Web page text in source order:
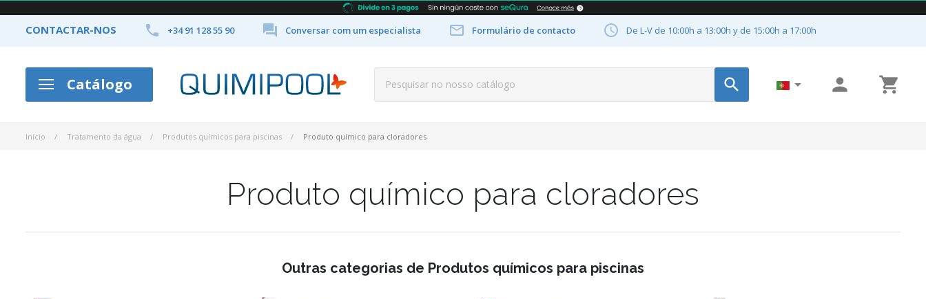
CONTACTAR-NOS  +34 91 128 55 90  Conversar com um especialista  Formulário de contacto  De L-V de 10:00h a 13:00h y de 15:00h a 17:00h
Catálogo    
Início Tratamento da água Produtos químicos para piscinas Produto químico para cloradores
Produto químico para cloradores
Outras categorias de Produtos químicos para piscinas